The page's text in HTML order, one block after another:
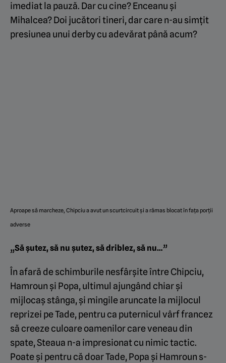
imediat la pauză. Dar cu cine? Enceanu și
Mihalcea? Doi jucători tineri, dar care n-au simțit
presiunea unui derby cu adevărat până acum?
Aproape să marcheze, Chipciu a avut un scurtcircuit și a rămas blocat în fața porții
adverse
„Să șutez, să nu șutez, să driblez, să nu…”
În afară de schimburile nesfârșite între Chipciu,
Hamroun și Popa, ultimul ajungând chiar și
mijlocaș stânga, și mingile aruncate la mijlocul
reprizei pe Tade, pentru ca puternicul vârf francez
să creeze culoare oamenilor care veneau din
spate, Steaua n-a impresionat cu nimic tactic.
Poate și pentru că doar Tade, Popa și Hamroun s-